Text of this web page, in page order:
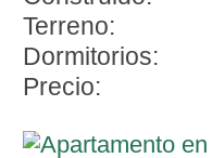
Terreno:
Dormitorios:
Precio: